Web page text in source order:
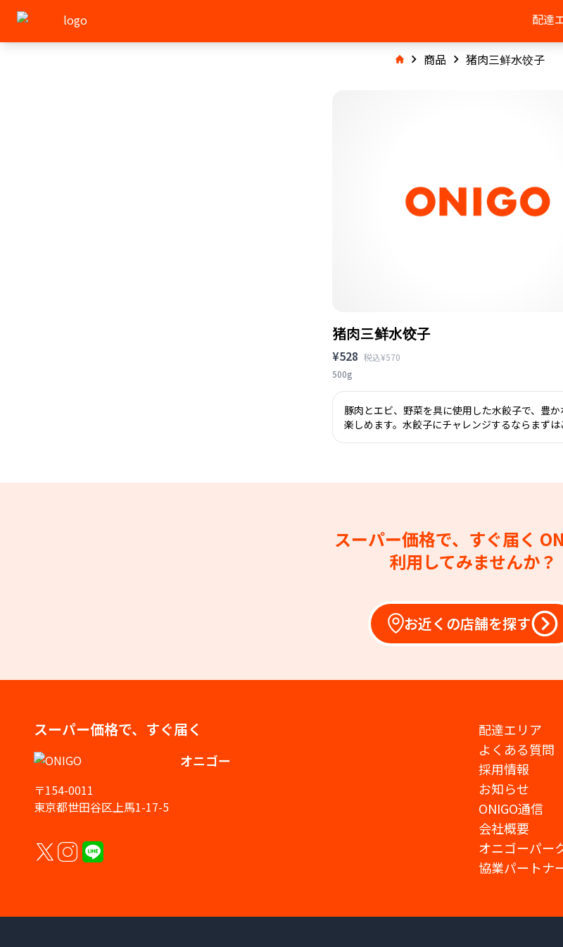
配達
商品 猪肉三鲜水饺子
猪肉三鲜水饺子
¥528 税込¥570
500g
豚肉とエビ、野菜を具に使用した水餃子で、豊
楽しめます。水餃子にチャレンジするならまずは
スーパー価格で、すぐ届く
利用してみませんか？
お近くの店舗を探す
スーパー価格で、すぐ届く
オニゴー
〒154-0011
東京都世田谷区上馬1-17-5
配達エリア
よくある質問
採用情報
お知らせ
ONIGO通信
会社概要
オニゴーパー
協業パートナ